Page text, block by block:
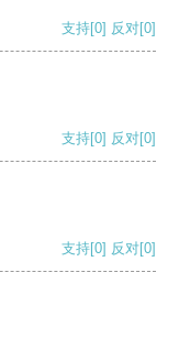
支持[0] 反对[0]
支持[0] 反对[0]
支持[0] 反对[0]